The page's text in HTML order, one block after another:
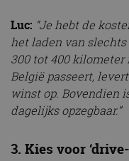
Luc: “Je hebt de
het laden van slechts
300 tot 400 kilometer
België passeert,
winst op. Bovendien
dagelijks opzegbaar.”
3. Kies voor